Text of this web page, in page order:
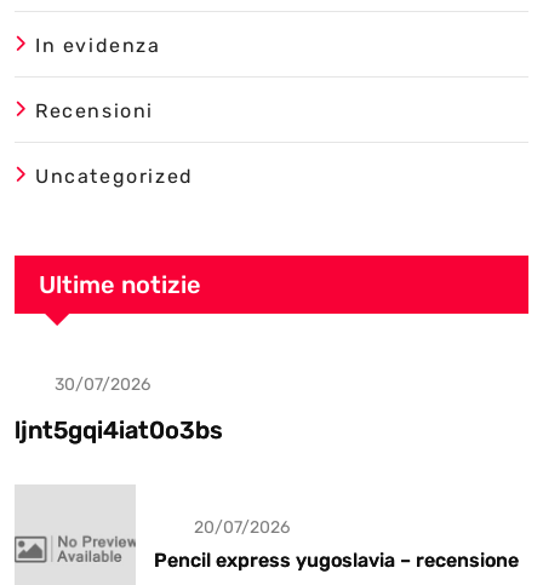
In evidenza
Recensioni
Uncategorized
Ultime notizie
Uncategorized
30/07/2026
ljnt5gqi4iat0o3bs
20/07/2026
Pencil express yugoslavia – recensione